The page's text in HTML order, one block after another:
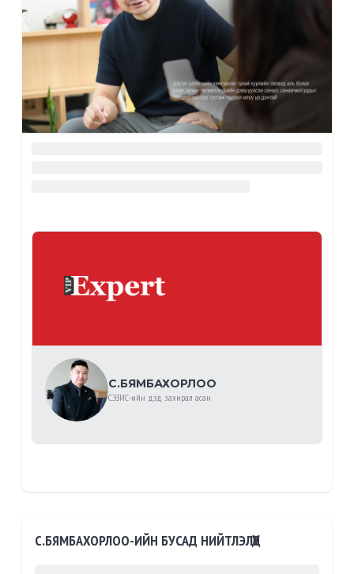
С.БЯМБАХОРЛОО
СЭЗИС-ийн дэд захирал асан
С.БЯМБАХОРЛОО-ИЙН БУСАД НИЙТЛЭЛҮҮД